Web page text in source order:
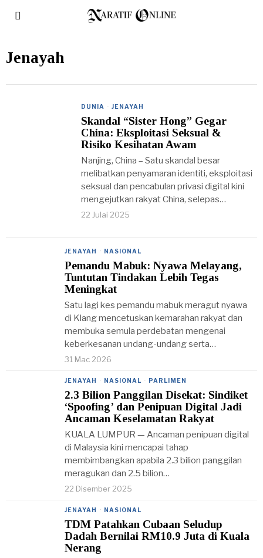
Jenayah
DUNIA · JENAYAH
Skandal “Sister Hong” Gegar
China: Eksploitasi Seksual &
Risiko Kesihatan Awam
Nanjing, China – Satu skandal besar
melibatkan penyamaran identiti, eksploitasi
seksual dan pencabulan privasi digital kini
mengejutkan rakyat China, selepas…
22 Julai 2025
JENAYAH · NASIONAL
Pemandu Mabuk: Nyawa Melayang,
Tuntutan Tindakan Lebih Tegas
Meningkat
Satu lagi kes pemandu mabuk meragut nyawa
di Klang mencetuskan kemarahan rakyat dan
membuka semula perdebatan mengenai
keberkesanan undang-undang serta…
31 Mac 2026
JENAYAH · NASIONAL · PARLIMEN
2.3 Bilion Panggilan Disekat: Sindiket
‘Spoofing’ dan Penipuan Digital Jadi
Ancaman Keselamatan Rakyat
KUALA LUMPUR — Ancaman penipuan digital
di Malaysia kini mencapai tahap
membimbangkan apabila 2.3 bilion panggilan
meragukan dan 2.5 bilion…
22 Disember 2025
JENAYAH · NASIONAL
TDM Patahkan Cubaan Seludup
Dadah Bernilai RM10.9 Juta di Kuala
Nerang